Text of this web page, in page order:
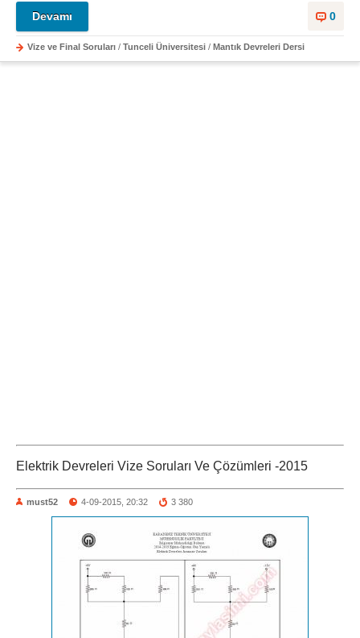
0
Devamı
Vize ve Final Soruları / Tunceli Üniversitesi / Mantık Devreleri Dersi
Elektrik Devreleri Vize Soruları Ve Çözümleri -2015
must52 4-09-2015, 20:32 3 380